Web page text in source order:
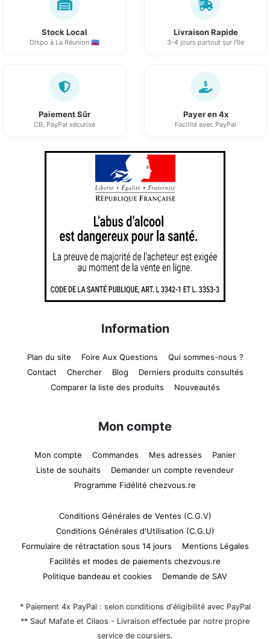
Stock Local
Dispo à La Réunion 🇷🇪
Livraison Rapide
3-4 jours partout sur l'île
Paiement Sûr
CB, PayPal sécurisé
Payer en 4x
Facilité avec PayPal
Information
Plan du site Foire Aux Questions
Qui sommes-nous ?
Contact
Chercher Blog
Derniers produits consultés
Comparer la liste des produits
Nouveautés
Mon compte
Mon compte Commandes Mes adresses
Panier
Liste de souhaits
Demander un compte revendeur
Programme Fidélité chezvous.re
Conditions Générales de Ventes (C.G.V)
Conditions Générales d'Utilisation (C.G.U)
Formulaire de rétractation sous 14 jours
Mentions Légales
Facilités et modes de paiements chezvous.re
Politique bandeau et cookies
Demande de SAV
* Paiement 4x PayPal : selon conditions d'éligibilité avec PayPal
** Sauf Mafate et Cilaos - Livraison effectuée par notre propre
service de coursiers.